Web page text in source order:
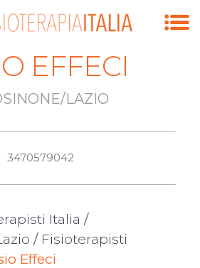
EFFECI
LAZIO
3470579042
Italia /
/ Fisioterapisti
Effeci